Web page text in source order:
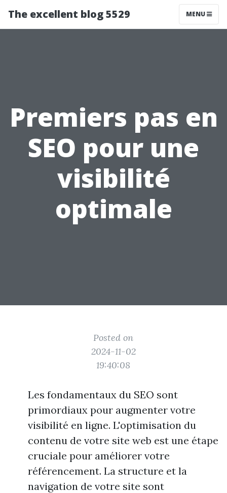
The excellent blog 5529 MENU
Premiers pas en
SEO pour une
visibilité
optimale
Posted on
2024-11-02
19:40:08
Les fondamentaux du SEO sont
primordiaux pour augmenter votre
visibilité en ligne. L'optimisation du
contenu de votre site web est une étape
cruciale pour améliorer votre
référencement. La structure et la
navigation de votre site sont